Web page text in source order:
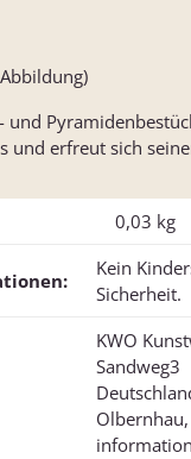
und
und erfreut sich
0,03 kg
Kein
Sicherheit.
KWO
Sandweg3